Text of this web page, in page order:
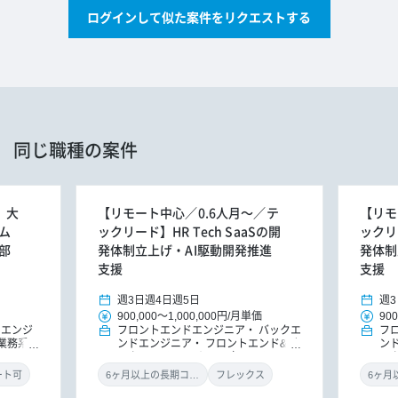
ログインして似た案件をリクエストする
同じ職種の案件
大
ンジ
務系ア
ト可
【リモート中心／0.6人月～／テ
ックリード】HR Tech SaaSの開
発体制立上げ・AI駆動開発推進
支援
週3日 週4日 週5日
900,000～1,000,000円/月単価
フロントエンドエンジニア
バックエ
ンドエンジニア
フロントエンド&バ
ニア）
機械学習・AIエンジニア
フレックス
【リ
ック
発体
支援
週3
フ
ン
ニ